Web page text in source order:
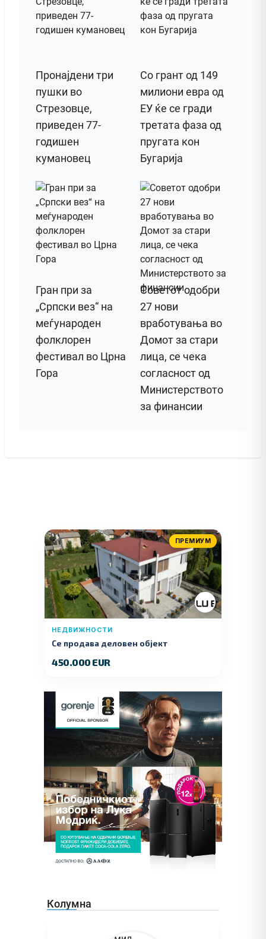
Пронајдени три
пушки во
Стрезовце,
приведен 77-
годишен
кумановец
Со грант од 149
милиони евра од
ЕУ ќе се гради
третата фаза од
пругата кон
Бугарија
Гран при за
„Српски вез“ на
меѓународен
фолклорен
фестивал во Црна
Гора
Советот одобри
27 нови
вработувања во
Домот за стари
лица, се чека
согласност од
Министерството
за финансии
ПРЕМИУМ
НЕДВИЖНОСТИ
Се продава деловен објект
450.000 EUR
Колумна